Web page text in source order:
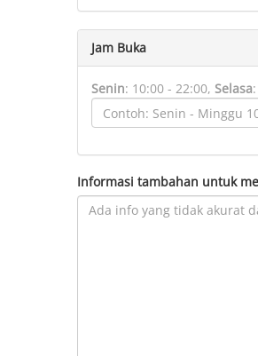
Jam Buka
Senin: 10:00 - 22:00, Selasa:
Informasi tambahan untuk